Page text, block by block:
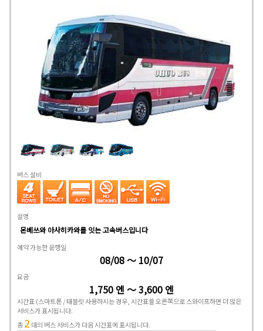
버스 설비
설명
몬베쓰와 아사히카와를 잇는 고속버스입니다
예약 가능한 운행일
08/08 ～ 10/07
요금
1,750 엔 ～ 3,600 엔
시간표 (스마트폰 / 태블릿 사용하시는 경우, 시간표를 오른쪽으로 스와이프하면 더 많은
서비스가 표시됩니다.
총2 대의 버스 서비스가 다음 시간표에 표시됩니다.